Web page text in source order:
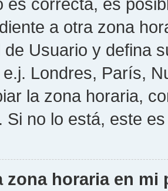
a otra zona
de Usuario y defina
Londres, París,
la zona horaria,
Si no lo está, este
zona horaria en